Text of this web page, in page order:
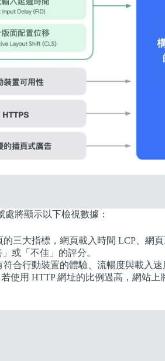
處將顯示以下檢視數據：
三大指標，網頁載入時間 LCP、網
或「不佳」的評分。
合行動裝置的體驗、流暢度與載入速
使用 HTTP 網址的比例過高，網站